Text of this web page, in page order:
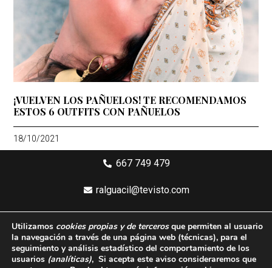
¡VUELVEN LOS PAÑUELOS! TE RECOMENDAMOS
ESTOS 6 OUTFITS CON PAÑUELOS
18/10/2021
667 749 479
ralguacil@tevisto.com
Aviso legal
Utilizamos cookies propias y de tercerosque permiten al usuario
la navegación a través de una página web (técnicas), para el
seguimiento y análisis estadístico del comportamiento de los
usuarios (analíticas), Si acepta este aviso consideraremos que